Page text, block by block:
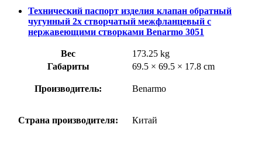
Технический паспорт изделия клапан обратный
чугунный 2х створчатый межфланцевый с
нержавеющими створками Benarmo 3051
Вес
173.25 kg
Габариты
69.5 × 69.5 × 17.8 cm
Производитель: Benarmo
Страна производителя: Китай